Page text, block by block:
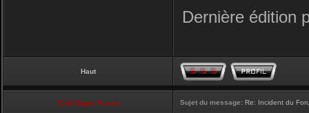
Dernière édition
Haut
Club Supra France Sujet du message: Re: Incident du